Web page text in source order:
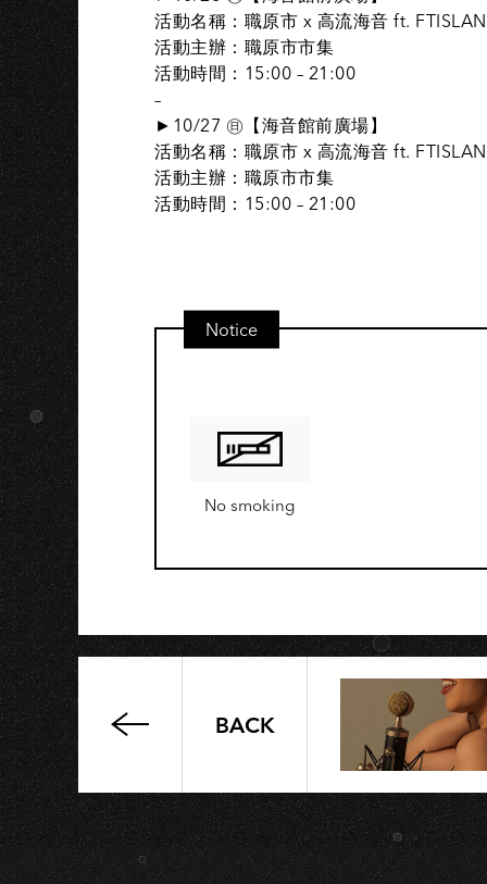
活動名稱：職原市 x 高流海音 ft.
活動主辦：職原市市集
活動時間：15:00 – 21:00
–
►10/27 ㊐【海音館前廣場】
活動名稱：職原市 x 高流海音 ft.
活動主辦：職原市市集
活動時間：15:00 – 21:00
Notice
No smoking
地
浪
人
來
BACK